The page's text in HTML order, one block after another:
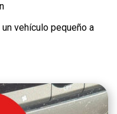
vehículo pequeño a